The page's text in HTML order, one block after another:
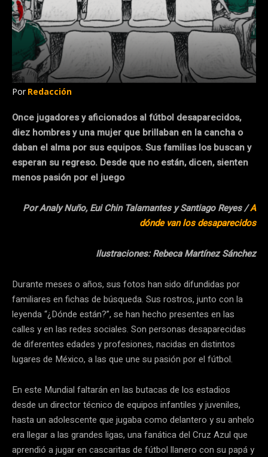
Por Redacción
Once jugadores y aficionados al fútbol desaparecidos,
diez hombres y una mujer que brillaban en la cancha o
daban el alma por sus equipos. Sus familias los buscan y
esperan su regreso. Desde que no están, dicen, sienten
menos pasión por el juego
Por Analy Nuño, Eui Chin Talamantes y Santiago Reyes /A
dónde van los desaparecidos
Ilustraciones: Rebeca Martínez Sánchez
Durante meses o años, sus fotos han sido difundidas por
familiares en fichas de búsqueda. Sus rostros, junto con la
leyenda “¿Dónde están?”, se han hecho presentes en las
calles y en las redes sociales. Son personas desaparecidas
de diferentes edades y profesiones, nacidas en distintos
lugares de México, a las que une su pasión por el fútbol.
En este Mundial faltarán en las butacas de los estadios
desde un director técnico de equipos infantiles y juveniles,
hasta un adolescente que jugaba como delantero y su anhelo
era llegar a las grandes ligas, una fanática del Cruz Azul que
aprendió a jugar en cascaritas de fútbol llanero con su papá y